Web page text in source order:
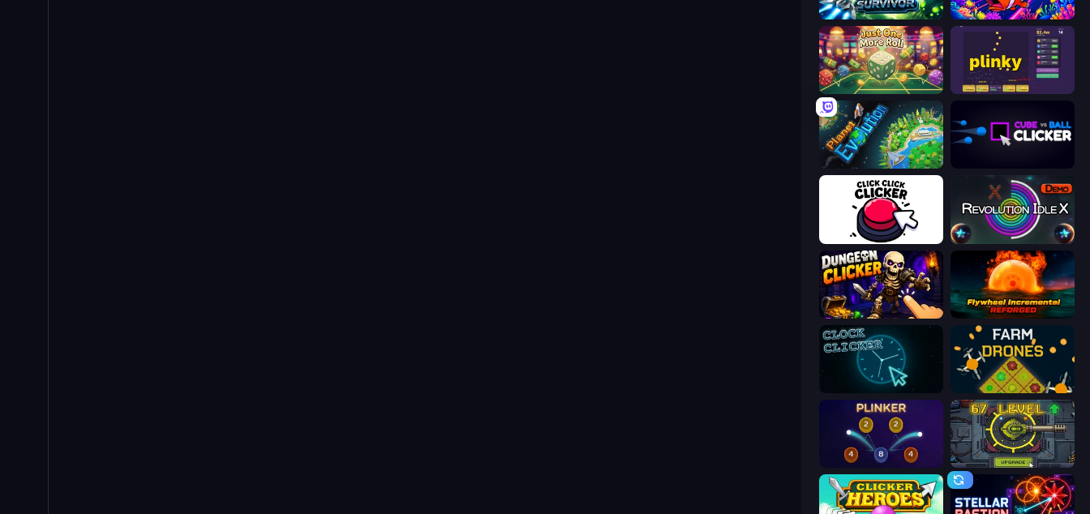
Swarm Survivor Fish Catch Idle
Just One More Roll Plinky
Planet Evolution: Idle Clicker
Click Click Clicker Revolution Idle X
Dungeon Clicker Flywheel Incremental: Reforged
Clock Clicker Farm Drones
Plinker Tank Evolution